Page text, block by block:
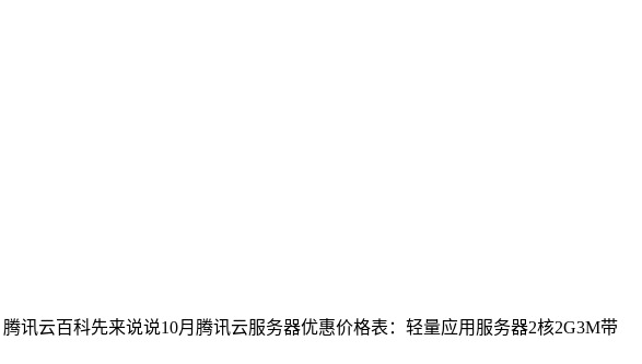
讯云百科先来说说10月腾讯云服务器优惠价格表：轻量应用服务器2核2G3M带